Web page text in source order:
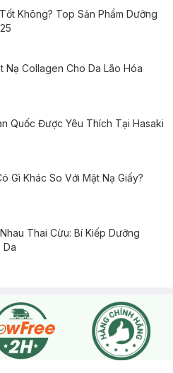
Không? Top Sản Phẩm Dưỡng
Nạ Collagen Cho Da Lão Hóa
Quốc Được Yêu Thích Tại Hasaki
Gì Khác So Với Mặt Nạ Giấy?
Thai Cừu: Bí Kiếp Dưỡng
Da